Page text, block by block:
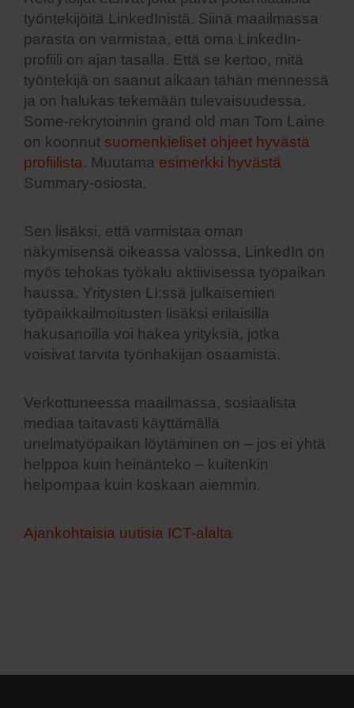
työntekijöitä LinkedInistä. Siinä maailmassa
parasta on varmistaa, että oma LinkedIn-
profiili on ajan tasalla. Että se kertoo, mitä
työntekijä on saanut aikaan tähän mennessä
ja on halukas tekemään tulevaisuudessa.
Some-rekrytoinnin grand old man Tom Laine
on koonnut suomenkieliset ohjeet hyvästä
profiilista. Muutama esimerkki hyvästä
Summary-osiosta.
Sen lisäksi, että varmistaa oman
näkymisensä oikeassa valossa, LinkedIn on
myös tehokas työkalu aktiivisessa työpaikan
haussa. Yritysten LI:ssä julkaisemien
työpaikkailmoitusten lisäksi erilaisilla
hakusanoilla voi hakea yrityksiä, jotka
voisivat tarvita työnhakijan osaamista.
Verkottuneessa maailmassa, sosiaalista
mediaa taitavasti käyttämällä
unelmatyöpaikan löytäminen on – jos ei yhtä
helppoa kuin heinänteko – kuitenkin
helpompaa kuin koskaan aiemmin.
Ajankohtaisia uutisia ICT-alalta